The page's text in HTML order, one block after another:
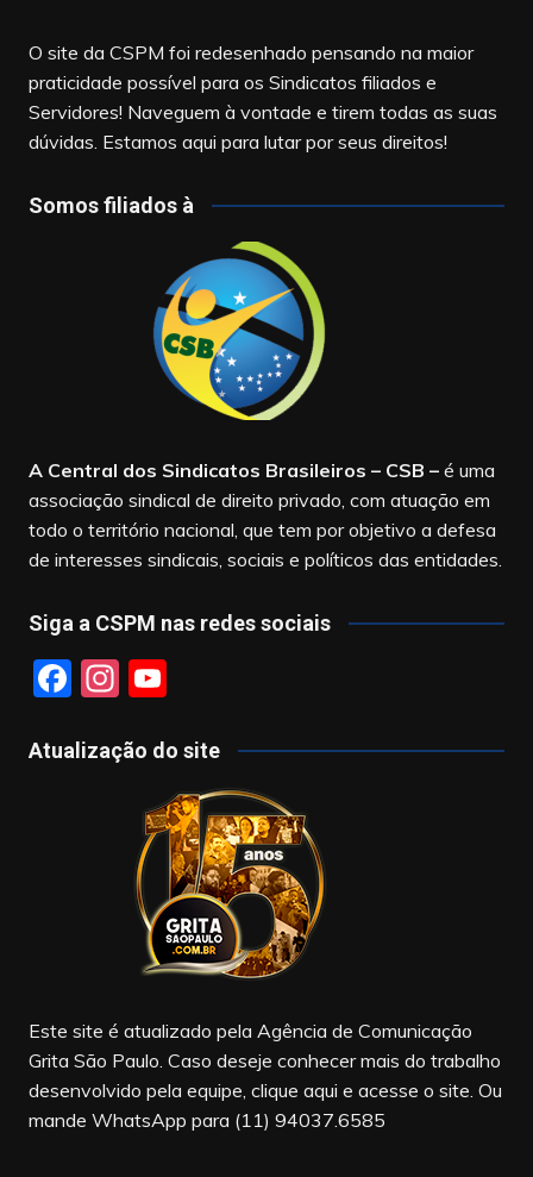
O site da CSPM foi redesenhado pensando na maior
praticidade possível para os Sindicatos filiados e
Servidores! Naveguem à vontade e tirem todas as suas
dúvidas. Estamos aqui para lutar por seus direitos!
Somos filiados à
A Central dos Sindicatos Brasileiros – CSB –é uma
associação sindical de direito privado, com atuação em
todo o território nacional, que tem por objetivo a defesa
de interesses sindicais, sociais e políticos das entidades.
Siga a CSPM nas redes sociais
F
c
In
a
m
Y
u
T
u
b
e
Atualização do site
Este site é atualizado pela Agência de Comunicação
Grita São Paulo. Caso deseje conhecer mais do trabalho
desenvolvido pela equipe, clique aqui e acesse o site. Ou
mande WhatsApp para (11) 94037.6585